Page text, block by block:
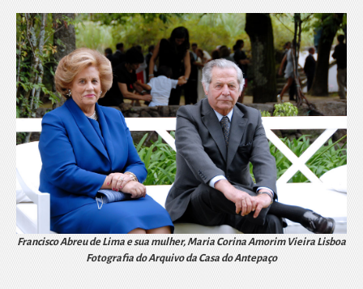
Francisco Abreu de Lima e sua mulher, Maria Corina Amorim Vieira Lisboa
Fotografia do Arquivo da Casa do Antepaço